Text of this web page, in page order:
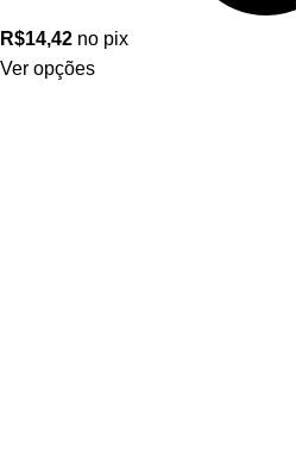
R$14,42 no pix
Ver opções